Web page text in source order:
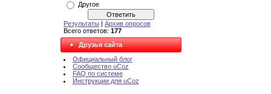
Другое
Результаты | Архив опросов
Всего ответов: 177
Друзья сайта
Официальный блог
Сообщество uCoz
FAQ по системе
Инструкции для uCoz